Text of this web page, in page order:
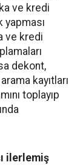
ve kredi
yapması
ve kredi
dekont,
kayıtları
toplayıp
ilerlemiş